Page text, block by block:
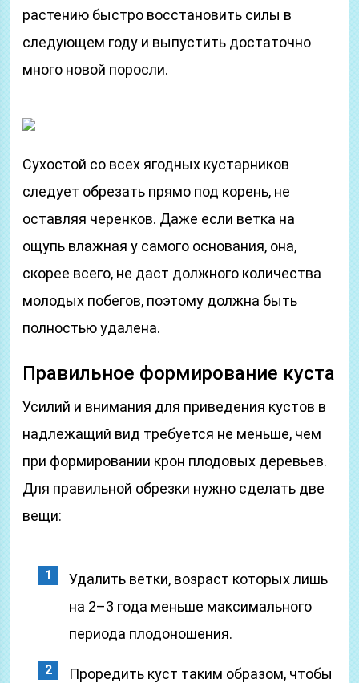
растению быстро восстановить силы в
следующем году и выпустить достаточно
много новой поросли.
Сухостой со всех ягодных кустарников
следует обрезать прямо под корень, не
оставляя черенков. Даже если ветка на
ощупь влажная у самого основания, она,
скорее всего, не даст должного количества
молодых побегов, поэтому должна быть
полностью удалена.
Правильное формирование куста
Усилий и внимания для приведения кустов в
надлежащий вид требуется не меньше, чем
при формировании крон плодовых деревьев.
Для правильной обрезки нужно сделать две
вещи:
Удалить ветки, возраст которых лишь
на 2–3 года меньше максимального
периода плодоношения.
Проредить куст таким образом, чтобы